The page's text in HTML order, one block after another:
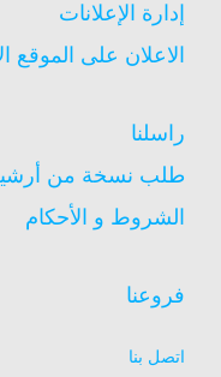
إدارة الإعلانات
الاعلان على الموقع
راسلنا
طلب نسخة من أرشيف
الشروط و الأحكام
فروعنا
اتصل بنا